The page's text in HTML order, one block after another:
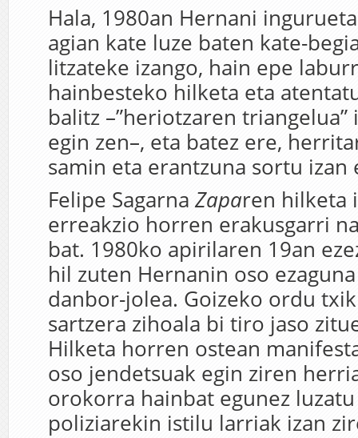
Hala, 1980an Hernani
agian kate luze baten kate-
litzateke izango, hain epe
hainbesteko hilketa eta
balitz –”heriotzaren triangelua”
egin zen–, eta batez ere,
samin eta erantzuna sortu izan
Felipe SagarnaZaparen hilketa
erreakzio horren erakusgarri
bat. 1980ko apirilaren 19an
hil zuten Hernanin oso
danbor-jolea. Goizeko ordu
sartzera zihoala bi tiro jaso
Hilketa horren ostean
oso jendetsuak egin ziren
orokorra hainbat egunez
poliziarekin istilu larriak izan